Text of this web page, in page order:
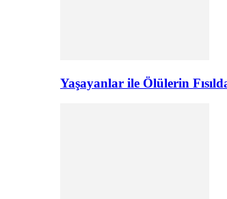
Yaşayanlar ile Ölülerin